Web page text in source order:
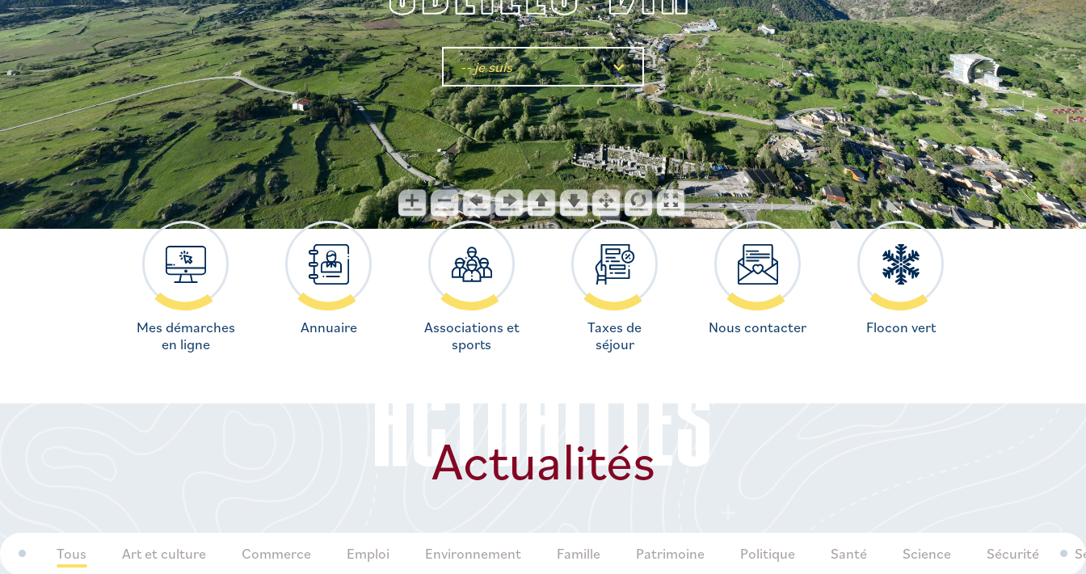
-- je suis
Mes démarches
en ligne
Annuaire
Associations et
sports
Taxes de
séjour
Nous contacter Flocon vert
ACTUALITÉS
Actualités
Tous Art et culture Commerce Emploi Environnement Famille Patrimoine Politique Santé Science Sécurité